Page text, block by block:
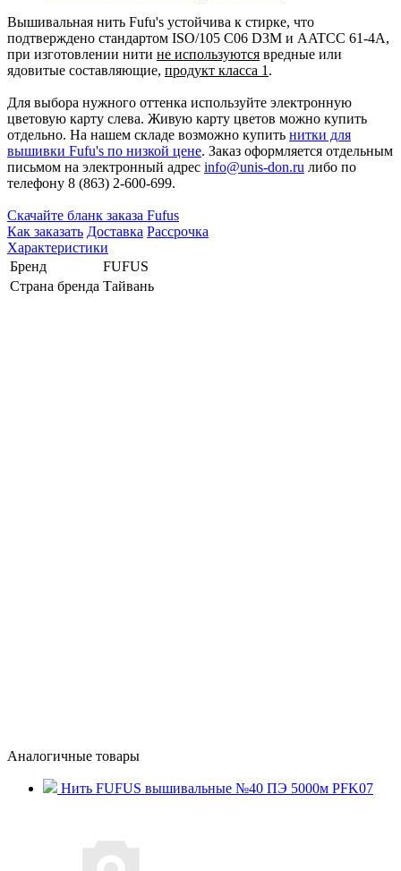
Вышивальная нить Fufu's устойчива к стирке, что
подтверждено стандартом ISO/105 C06 D3M и AATCC 61-4A,
при изготовлении нити не используются вредные или
ядовитые составляющие, продукт класса 1 .
Для выбора нужного оттенка используйте электронную
цветовую карту слева. Живую карту цветов можно купить
отдельно. На нашем складе возможно купить нитки для
вышивки Fufu's по низкой цене. Заказ оформляется отдельным
письмом на электронный адрес info@unis-don.ru либо по
телефону 8 (863) 2-600-699.
Cкачайте бланк заказа Fufus
Как заказать Доставка Рассрочка
Характеристики
Бренд
FUFUS
Страна бренда Тайвань
Аналогичные товары
Нить FUFUS вышивальные №40 ПЭ 5000м PFK07